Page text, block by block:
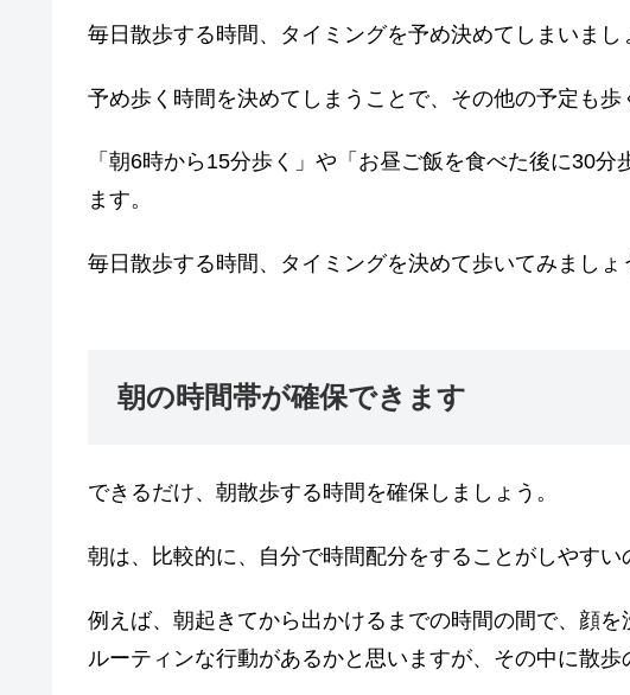
毎日散歩する時間、タイミングを予め決めてしまいまし
予め歩く時間を決めてしまうことで、その他の予定も歩
「朝6時から15分歩く」や「お昼ご飯を食べた後に30
ます。
毎日散歩する時間、タイミングを決めて歩いてみましょ
朝の時間帯が確保できます
できるだけ、朝散歩する時間を確保しましょう。
朝は、比較的に、自分で時間配分をすることがしやすい
例えば、朝起きてから出かけるまでの時間の間で、顔
ルーティンな行動があるかと思いますが、その中に散歩